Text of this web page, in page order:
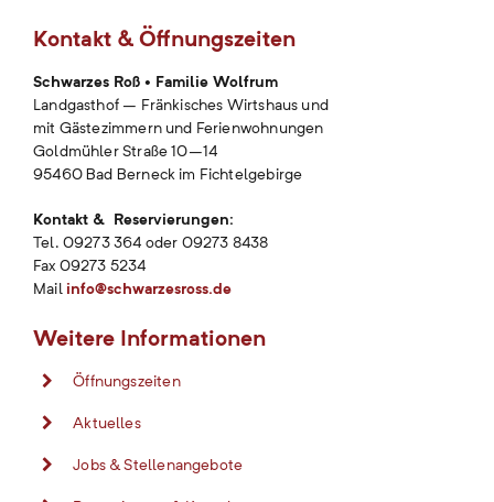
Kontakt & Öffnungszeiten
Schwarzes Roß • Familie Wolfrum
Landgasthof – Fränkisches Wirtshaus und
mit Gästezimmern und Ferienwohnungen
Goldmühler Straße 10–14
95460 Bad Berneck im Fichtelgebirge
Kontakt & Reservierungen:
Tel. 09273 364 oder 09273 8438
Fax 09273 5234
Mail info@schwarzesross.de
Weitere Informationen
Öffnungszeiten
Aktuelles
Jobs & Stellenangebote